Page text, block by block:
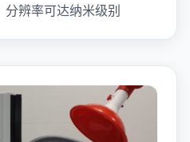
辨率可达纳米级别